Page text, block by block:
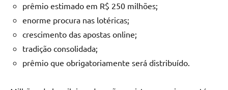
prêmio estimado em R$ 250 milhões;
enorme procura nas lotéricas;
crescimento das apostas online;
tradição consolidada;
prêmio que obrigatoriamente será distribuído.